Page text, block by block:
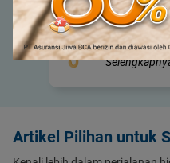
10.000
Dalam &
Artikel Pilihan untuk